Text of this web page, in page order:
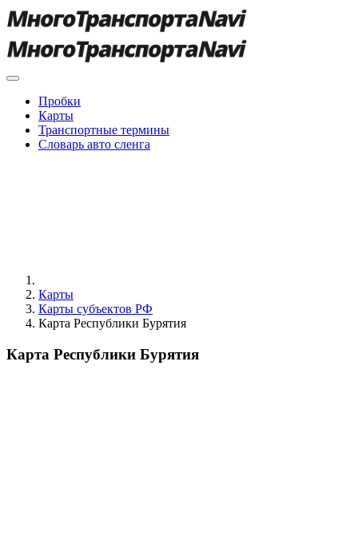
Пробки
Карты
Транспортные термины
Словарь авто сленга
Карты
Карты субъектов РФ
Карта Республики Бурятия
Карта Республики Бурятия